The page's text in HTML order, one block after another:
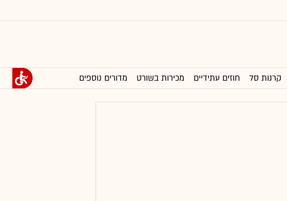
קרנות סל חוזים עתידיים מכירות בשורט מדורים נוספים